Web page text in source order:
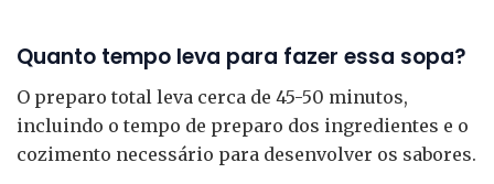
Quanto tempo leva para fazer essa sopa?
O preparo total leva cerca de 45-50 minutos,
incluindo o tempo de preparo dos ingredientes e o
cozimento necessário para desenvolver os sabores.